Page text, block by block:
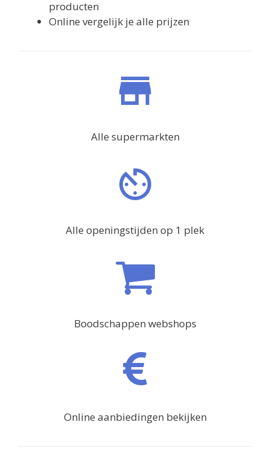
producten
Online vergelijk je alle prijzen
Alle supermarkten
Alle openingstijden op 1 plek
Boodschappen webshops
Online aanbiedingen bekijken